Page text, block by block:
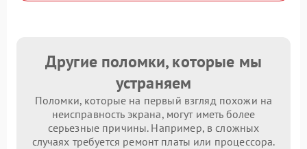
Другие поломки, которые мы
устраняем
Поломки, которые на первый взгляд похожи на
неисправность экрана, могут иметь более
серьезные причины. Например, в сложных
случаях требуется ремонт платы или процессора.